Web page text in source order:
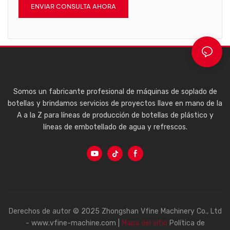
ENVIAR CONSULTA AHORA
Somos un fabricante profesional de máquinas de soplado de
botellas y brindamos servicios de proyectos llave en mano de la
A a la Z para líneas de producción de botellas de plástico y
líneas de embotellado de agua y refrescos.
Derechos de autor © 2025 Zhongshan Vfine Machinery Co., Ltd
- www.vfine-machine.com |
Mapa del sitio Política de